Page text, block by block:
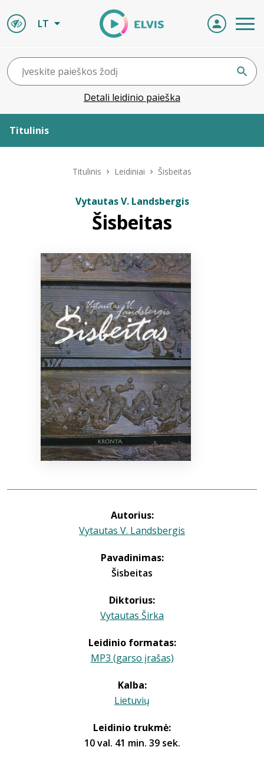
LT
Detali leidinio paieška
Titulinis
Naujienos
Bibliotekoms
+370 667 80 541
info@elvislab.lt
Titulinis Leidiniai Šisbeitas
Vytautas V. Landsbergis
Šisbeitas
Autorius:
Vytautas V. Landsbergis
Pavadinimas:
Šisbeitas
Diktorius:
Vytautas Širka
Leidinio formatas:
MP3 (garso įrašas)
Kalba:
Lietuvių
Leidinio trukmė:
10 val. 41 min. 39 sek.